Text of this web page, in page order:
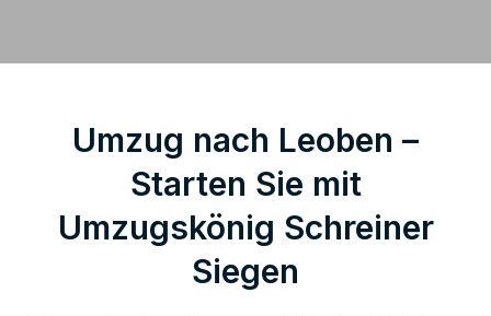
Umzug nach Leoben –
Starten Sie mit
Umzugskönig Schreiner
Siegen